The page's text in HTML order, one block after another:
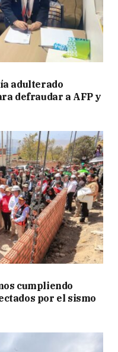
adulterado
defraudar a AFP y
cumpliendo
por el sismo